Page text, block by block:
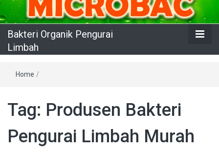
Bakteri Organik Pengurai
Limbah
Home /
Tag: Produsen Bakteri
Pengurai Limbah Murah